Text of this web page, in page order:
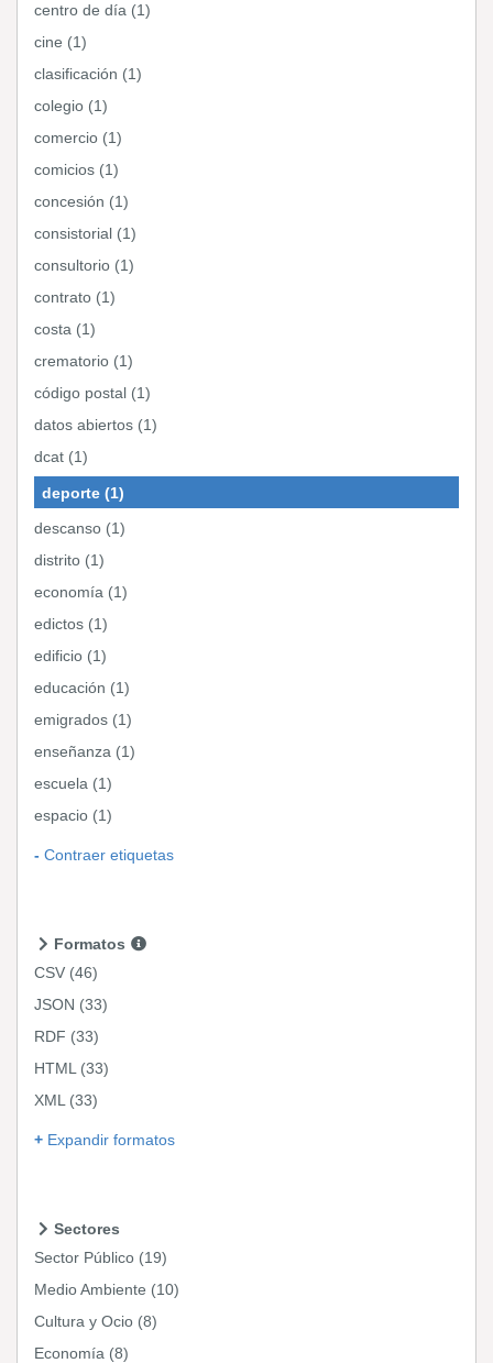
centro de día (1)
cine (1)
clasificación (1)
colegio (1)
comercio (1)
comicios (1)
concesión (1)
consistorial (1)
consultorio (1)
contrato (1)
costa (1)
crematorio (1)
código postal (1)
datos abiertos (1)
dcat (1)
deporte (1)
descanso (1)
distrito (1)
economía (1)
edictos (1)
edificio (1)
educación (1)
emigrados (1)
enseñanza (1)
escuela (1)
espacio (1)
Contraer etiquetas
Formatos
CSV (46)
JSON (33)
RDF (33)
HTML (33)
XML (33)
Expandir formatos
Sectores
Sector Público (19)
Medio Ambiente (10)
Cultura y Ocio (8)
Economía (8)